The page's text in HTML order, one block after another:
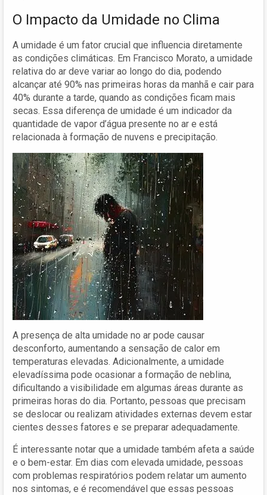
O Impacto da Umidade no Clima
A umidade é um fator crucial que influencia diretamente
as condições climáticas. Em Francisco Morato, a umidade
relativa do ar deve variar ao longo do dia, podendo
alcançar até 90% nas primeiras horas da manhã e cair para
40% durante a tarde, quando as condições ficam mais
secas. Essa diferença de umidade é um indicador da
quantidade de vapor d’água presente no ar e está
relacionada à formação de nuvens e precipitação.
A presença de alta umidade no ar pode causar
desconforto, aumentando a sensação de calor em
temperaturas elevadas. Adicionalmente, a umidade
elevadíssima pode ocasionar a formação de neblina,
dificultando a visibilidade em algumas áreas durante as
primeiras horas do dia. Portanto, pessoas que precisam
se deslocar ou realizam atividades externas devem estar
cientes desses fatores e se preparar adequadamente.
É interessante notar que a umidade também afeta a saúde
e o bem-estar. Em dias com elevada umidade, pessoas
com problemas respiratórios podem relatar um aumento
nos sintomas, e é recomendável que essas pessoas